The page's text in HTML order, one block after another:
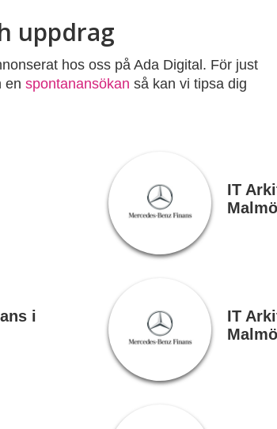
uppdrag
hos oss på Ada Digital. För just
en spontanansökan så kan vi tipsa dig
IT
Malmö
i
IT
Malmö